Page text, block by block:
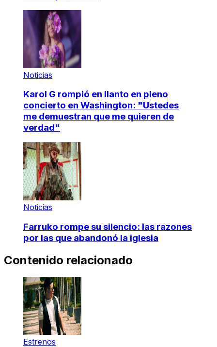
Noticias
Karol G rompió en llanto en pleno
concierto en Washington: "Ustedes
me demuestran que me quieren de
verdad"
Noticias
Farruko rompe su silencio: las razones
por las que abandonó la iglesia
Contenido relacionado
Estrenos